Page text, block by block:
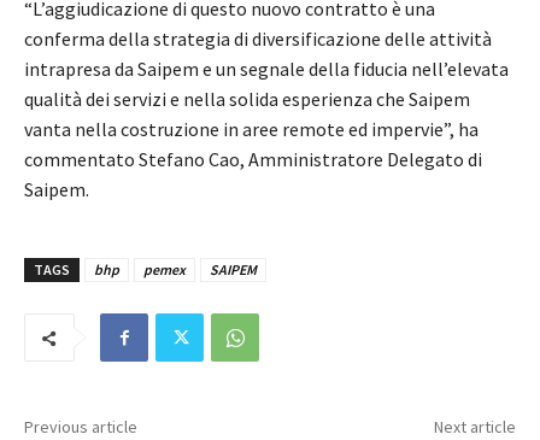
“L’aggiudicazione di questo nuovo contratto è una
conferma della strategia di diversificazione delle attività
intrapresa da Saipem e un segnale della fiducia nell’elevata
qualità dei servizi e nella solida esperienza che Saipem
vanta nella costruzione in aree remote ed impervie”, ha
commentato Stefano Cao, Amministratore Delegato di
Saipem.
TAGS bhp pemex SAIPEM
Previous article Next article